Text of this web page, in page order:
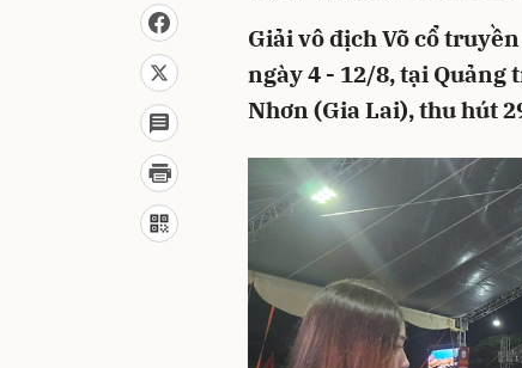
Giải vô địch Võ cổ
ngày 4 - 12/8, tại Quảng
Nhơn (Gia Lai), thu hút